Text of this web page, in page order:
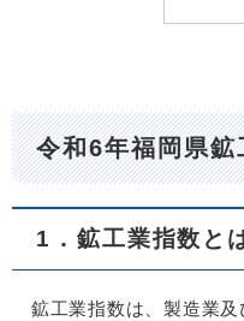
令和6年福岡県
1．鉱工業指数と
鉱工業指数は、製造業及